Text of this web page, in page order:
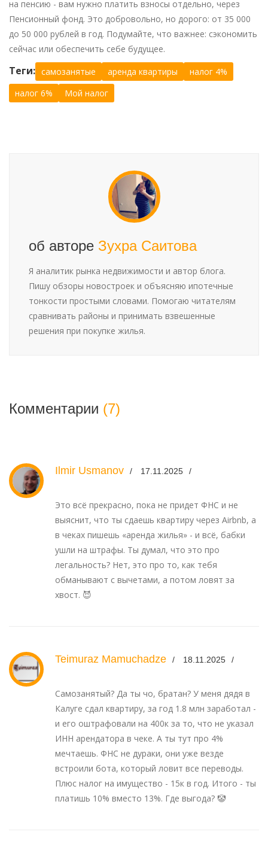
на пенсию - вам нужно платить взносы отдельно, через
Пенсионный фонд. Это добровольно, но дорого: от 35 000
до 50 000 рублей в год. Подумайте, что важнее: сэкономить
сейчас или обеспечить себе будущее.
Теги: самозанятые аренда квартиры
налог 4%
налог 6%
Мой налог
об авторе Зухра Саитова
Я аналитик рынка недвижимости и автор блога.
Пишу обзоры новостроек и объясняю ипотечные
тонкости простыми словами. Помогаю читателям
сравнивать районы и принимать взвешенные
решения при покупке жилья.
Комментарии (7)
Ilmir Usmanov 17.11.2025
Это всё прекрасно, пока не придет ФНС и не
выяснит, что ты сдаешь квартиру через Airbnb, а
в чеках пишешь «аренда жилья» - и всё, бабки
ушли на штрафы. Ты думал, что это про
легальность? Нет, это про то, как тебя
обманывают с вычетами, а потом ловят за
хвост. 😈
Teimuraz Mamuchadze 18.11.2025
Самозанятый? Да ты чо, братан? У меня дядя в
Калуге сдал квартиру, за год 1.8 млн заработал -
и его оштрафовали на 400к за то, что не указал
ИНН арендатора в чеке. А ты тут про 4%
мечтаешь. ФНС не дураки, они уже везде
встроили бота, который ловит все переводы.
Плюс налог на имущество - 15к в год. Итого - ты
платишь 10% вместо 13%. Где выгода? 🤡